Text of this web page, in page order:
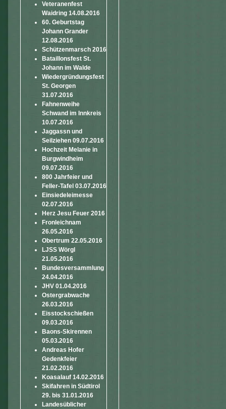
Veteranenfest
Waidring 14.08.2016
60. Geburtstag
Johann Grander
12.08.2016
Schützenmarsch 2016
Bataillonsfest St.
Johann im Walde
Wiedergründungsfest
St. Georgen
31.07.2016
Fahnenweihe
Schwand im Innkreis
10.07.2016
Jaggassn und
Seilziehen 09.07.2016
Hochzeit Melanie in
Burgwindheim
09.07.2016
800 Jahrfeier und
Feller-Tafel 03.07.2016
Einsiedeleimesse
02.07.2016
Herz Jesu Feuer 2016
Fronleichnam
26.05.2016
Obertrum 22.05.2016
LJSS Wörgl
21.05.2016
Bundesversammlung
24.04.2016
JHV 01.04.2016
Ostergrabwache
26.03.2016
Eisstockschießen
09.03.2016
Baons-Skirennen
05.03.2016
Andreas Hofer
Gedenkfeier
21.02.2016
Koasalauf 14.02.2016
Skifahren in Südtirol
29. bis 31.01.2016
Landesüblicher